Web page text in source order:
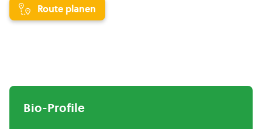
Route planen
Bio-Profile